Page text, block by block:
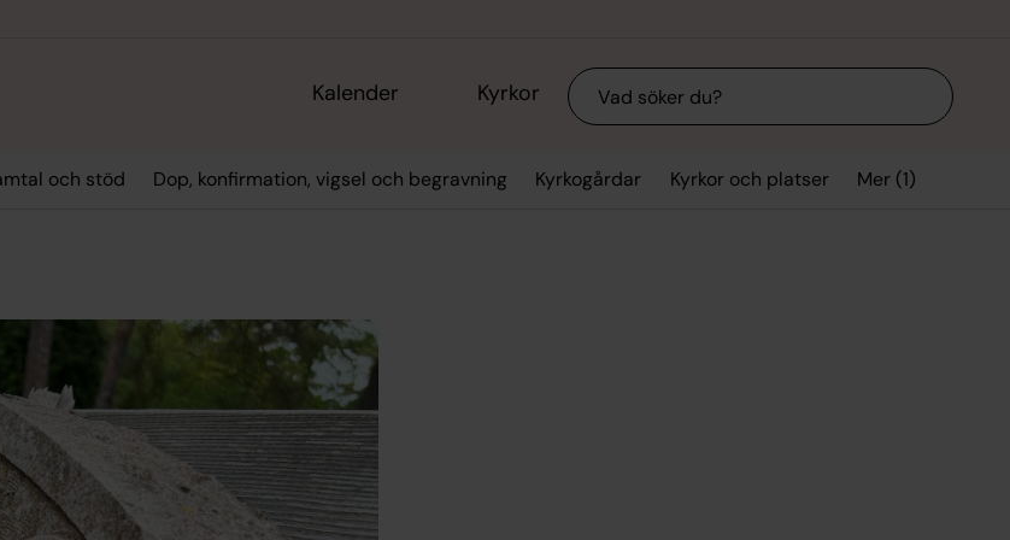
Kalender Kyrkor Sök
och stöd Dop, konfirmation, vigsel och begravning Kyrkogårdar Kyrkor och platser Mer (1)